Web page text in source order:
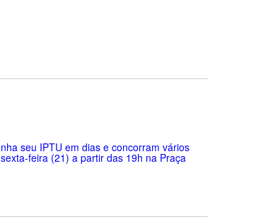
seu IPTU em dias e concorram vários
feira (21) a partir das 19h na Praça